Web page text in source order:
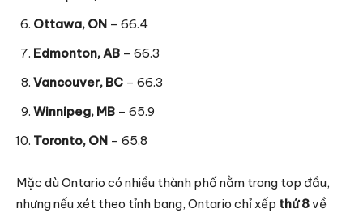
Ottawa, ON – 66.4
Edmonton, AB – 66.3
Vancouver, BC – 66.3
Winnipeg, MB – 65.9
Toronto, ON – 65.8
Mặc dù Ontario có nhiều thành phố nằm trong top đầu,
nhưng nếu xét theo tỉnh bang, Ontario chỉ xếp thứ 8về